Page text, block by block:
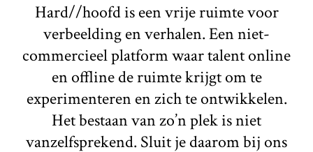
Hard//hoofd is een vrije ruimte voor
verbeelding en verhalen. Een niet-
commercieel platform waar talent online
en offline de ruimte krijgt om te
experimenteren en zich te ontwikkelen.
Het bestaan van zo’n plek is niet
vanzelfsprekend. Sluit je daarom bij ons